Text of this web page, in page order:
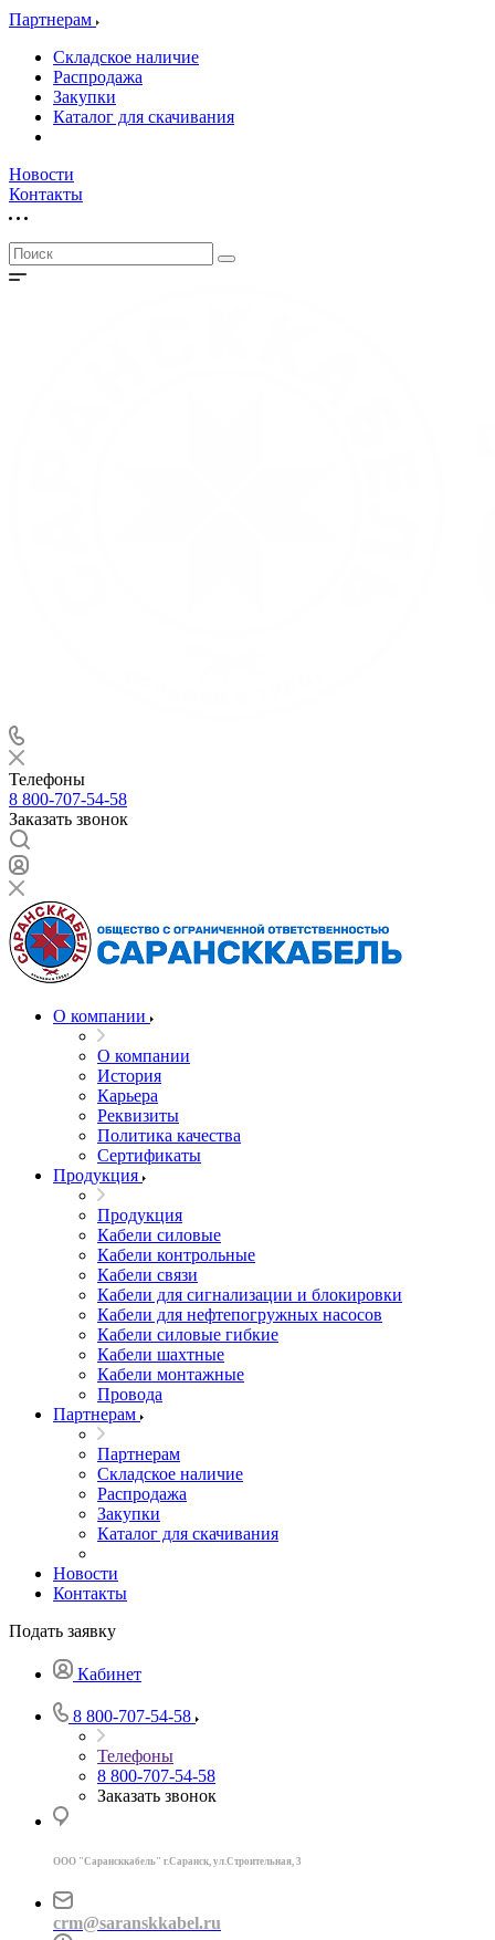
Партнерам
Складское наличие
Распродажа
Закупки
Каталог для скачивания
Новости
Контакты
Телефоны
8 800-707-54-58
Заказать звонок
О компании
О компании
История
Карьера
Реквизиты
Политика качества
Сертификаты
Продукция
Продукция
Кабели силовые
Кабели контрольные
Кабели связи
Кабели для сигнализации и блокировки
Кабели для нефтепогружных насосов
Кабели силовые гибкие
Кабели шахтные
Кабели монтажные
Провода
Партнерам
Партнерам
Складское наличие
Распродажа
Закупки
Каталог для скачивания
Новости
Контакты
Подать заявку
Кабинет
8 800-707-54-58
Телефоны
8 800-707-54-58
Заказать звонок
ООО "Сарансккабель" г.Саранск, ул.Строительная, 3
crm@saranskkabel.ru